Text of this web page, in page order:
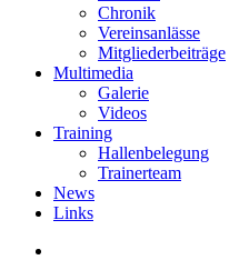
Chronik
Vereinsanlässe
Mitgliederbeiträge
Multimedia
Galerie
Videos
Training
Hallenbelegung
Trainerteam
News
Links